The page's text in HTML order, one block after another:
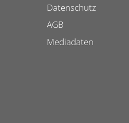
Datenschutz
AGB
Mediadaten